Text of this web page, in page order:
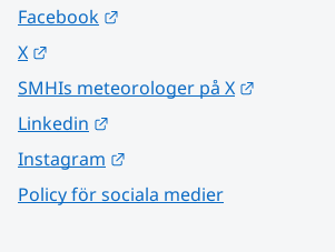
Facebook
X
SMHIs meteorologer på X
Linkedin
Instagram
Policy för sociala medier